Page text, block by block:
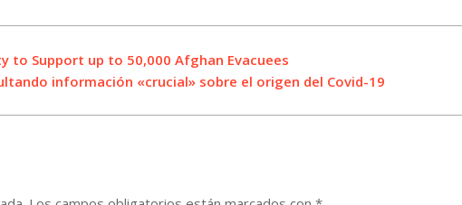
to Support up to 50,000 Afghan Evacuees
información «crucial» sobre el origen del Covid-19